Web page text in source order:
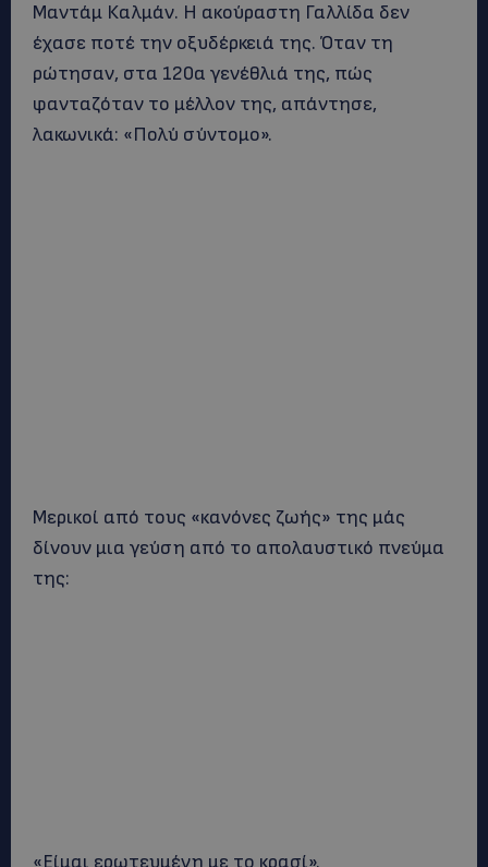
Μαντάμ Καλμάν. Η ακούραστη Γαλλίδα δεν
έχασε ποτέ την οξυδέρκειά της. Όταν τη
ρώτησαν, στα 120α γενέθλιά της, πώς
φανταζόταν το μέλλον της, απάντησε,
λακωνικά: «Πολύ σύντομο».
Μερικοί από τους «κανόνες ζωής» της μάς
δίνουν μια γεύση από το απολαυστικό πνεύμα
της:
«Είμαι ερωτευμένη με το κρασί».